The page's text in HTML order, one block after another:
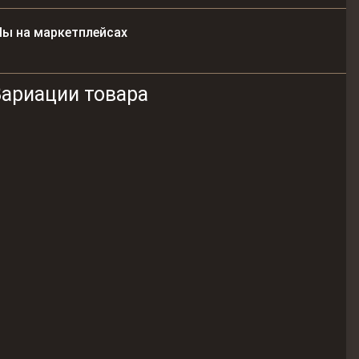
на маркетплейсах
товара